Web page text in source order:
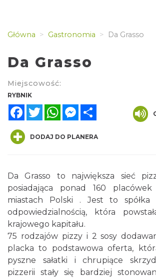
Główna Gastronomia Da Grasso
Da Grasso
Miejscowość:
RYBNIK
FacebookTwitterWhatsAppMessenger
DODAJ DO PLANERA
Da Grasso to największa sieć
posiadająca ponad 160
miastach Polski . Jest to spółka
odpowiedzialnością, która
krajowego kapitału.
75 rodzajów pizzy i 2 sosy
placka to podstawowa oferta,
pyszne sałatki i chrupiące
pizzerii stały się bardziej